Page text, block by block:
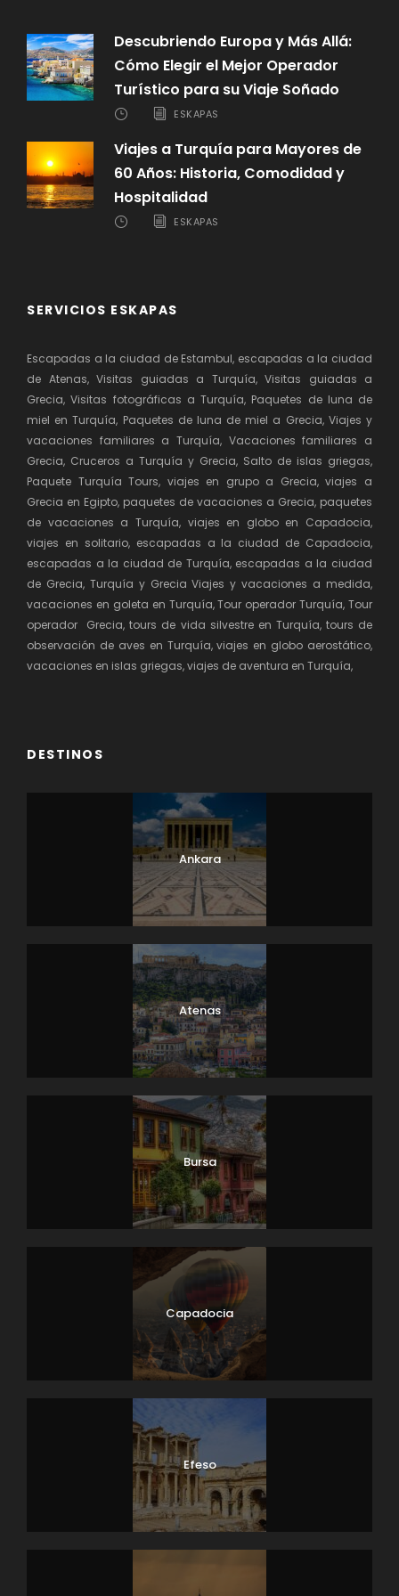
su mezquita a la Basílica de Santa Sofía, la
construyó con 6 minaretes. A continuación
visitaremosel Gran Bazar.Almuerzo. Visitadel
Palacio de Topkapi. Regreso al hotel.Alojamiento
Día 3 Estambul
. Día completo de
podremos admirar el Palacio de Dolmabahce, la
Fortalezas de Rumelia y Anatolia, el Palacio de
Beylerbeyi, las típicas casas de madera “yali”, etc.
Almuerzoatravesando el puente colgante e
intercontinental del Bósforo llegamos a laColina de
Camlica . Seguimos con la visita delPalacio de
Beylerbeyi, situado en la orilla asiática bajo el
monumental puente intercontinental. Regreso al
hotel.Alojamiento.
Día 4 Estambul - Salida
Desayuno. Traslado al aeropuerto. Fin de nuestros
servicios.
Descubriendo Europa y Más Allá:
Cómo Elegir el Mejor Operador
Turístico para su Viaje Soñado
ESKAPAS
Viajes a Turquía para Mayores de
60 Años: Historia, Comodidad y
Hospitalidad
ESKAPAS
SERVICIOS ESKAPAS
Escapadas a la ciudad de Estambul, escapadas a la ciudad
de Atenas, Visitas guiadas a Turquía, Visitas guiadas a
Grecia, Visitas fotográficas a Turquía, Paquetes de luna de
miel en Turquía, Paquetes de luna de miel a Grecia, Viajes y
vacaciones familiares a Turquía, Vacaciones familiares a
Grecia, Cruceros a Turquía y Grecia, Salto de islas griegas,
Paquete Turquía Tours, viajes en grupo a Grecia, viajes a
Grecia en Egipto, paquetes de vacaciones a Grecia, paquetes
de vacaciones a Turquía, viajes en globo en Capadocia,
viajes en solitario, escapadas a la ciudad de Capadocia,
escapadas a la ciudad de Turquía, escapadas a la ciudad
de Grecia, Turquía y Grecia Viajes y vacaciones a medida,
vacaciones en goleta en Turquía, Tour operador Turquía, Tour
operador Grecia, tours de vida silvestre en Turquía, tours de
observación de aves en Turquía, viajes en globo aerostático,
vacaciones en islas griegas, viajes de aventura en Turquía,
DESTINOS
Ankara
Atenas
Bursa
Capadocia
Efeso